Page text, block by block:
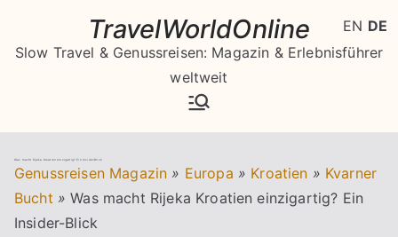
springen
TravelWorldOnline
Slow Travel & Genussreisen: Magazin & Erlebnisführer
weltweit
Was macht Rijeka Kroatien einzigartig? Ein Insider-Blick
Genussreisen Magazin » Europa » Kroatien » Kvarner
Bucht » Was macht Rijeka Kroatien einzigartig? Ein
Insider-Blick
EN DE